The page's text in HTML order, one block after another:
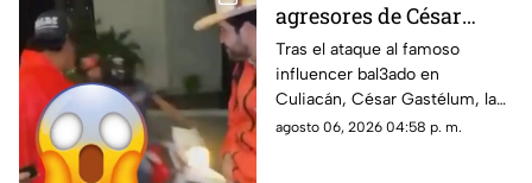
agresores de César
Gastélum, influencer
bal3ado a sangre fría
con TIRO de GRACIA
Tras el ataque al famoso
influencer bal3ado en
Culiacán, César Gastélum, la
identidad de los presuntos
agosto 06, 2026 04:58 p. m.